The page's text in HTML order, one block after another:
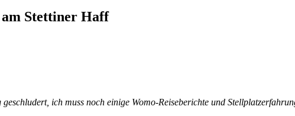
Stettiner Haff
ich muss noch einige Womo-Reiseberichte und